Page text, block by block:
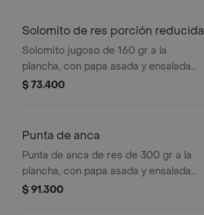
Solomito de res porción reducida
Solomito jugoso de 160 gr a la
plancha, con papa asada y ensalada
de la casa.
$ 73.400
Punta de anca
Punta de anca de res de 300 gr a la
plancha, con papa asada y ensalada
de la casa.
$ 91.300